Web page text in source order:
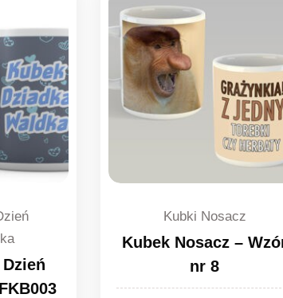
Kubki Nosacz
Kubek Nosacz –
nr 8